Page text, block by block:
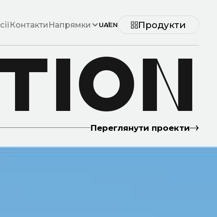
Контакти Напрямки UAEN
/ Продукти
Переглянути проекти